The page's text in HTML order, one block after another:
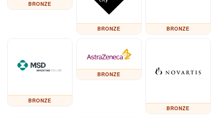
BRONZE
BRONZE BRONZE
BRONZE
BRONZE
BRONZE